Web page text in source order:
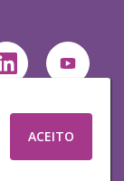
ACEITO